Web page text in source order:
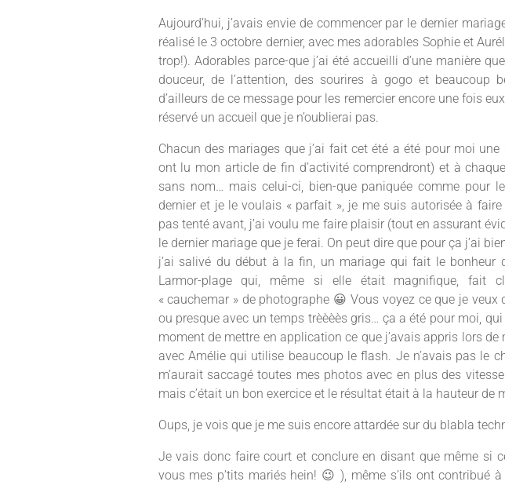
Aujourd’hui, j’avais envie de commencer par le dernier
réalisé le 3 octobre dernier, avec mes adorables Sophie et
trop!). Adorables parce-que j’ai été accueilli d’une manière
douceur, de l’attention, des sourires à gogo et beaucoup
d’ailleurs de ce message pour les remercier encore une fois
réservé un accueil que je n’oublierai pas.
Chacun des mariages que j’ai fait cet été a été pour moi une
ont lu mon article de fin d’activité comprendront) et à
sans nom… mais celui-ci, bien-que paniquée comme pour
dernier et je le voulais « parfait », je me suis autorisée à faire
pas tenté avant, j’ai voulu me faire plaisir (tout en assurant
le dernier mariage que je ferai. On peut dire que pour ça j’ai
j’ai salivé du début à la fin, un mariage qui fait le bonheur
Larmor-plage qui, même si elle était magnifique, fait
« cauchemar » de photographe 😀 Vous voyez ce que je
ou presque avec un temps trèèèès gris… ça a été pour moi,
moment de mettre en application ce que j’avais appris lors
avec Amélie qui utilise beaucoup le flash. Je n’avais pas le
m’aurait saccagé toutes mes photos avec en plus des
mais c’était un bon exercice et le résultat était à la hauteur de
Oups, je vois que je me suis encore attardée sur du blabla
Je vais donc faire court et conclure en disant que même si
vous mes p’tits mariés hein! 😉 ), même s’ils ont contribué